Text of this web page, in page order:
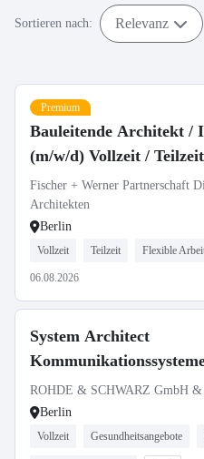
Sortieren nach: Relevanz
Premium
Bauleitende Architekt /
(m/w/d) Vollzeit / Teilzeit
Fischer + Werner Partnerschaft
Architekten
Berlin
Vollzeit Teilzeit Flexible
06.08.2026
System Architect
ROHDE & SCHWARZ GmbH
Berlin
Vollzeit Gesundheitsangebote